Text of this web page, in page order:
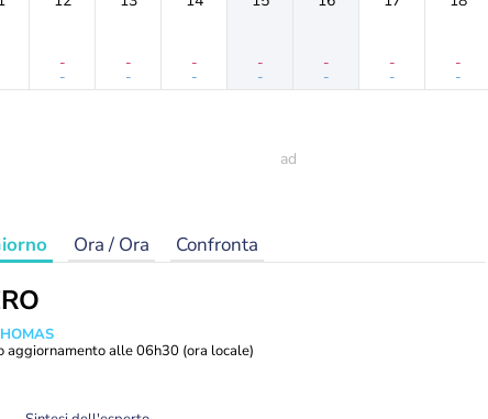
-
-
-
-
-
-
-
-
-
-
-
-
-
-
Ora / Ora Confronta
aggiornamento alle06h30 (ora locale)